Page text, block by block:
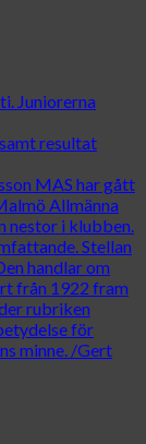
Juniorerna
resultat
MAS har gått
Allmänna
nestor i klubben.
Stellan
handlar om
från 1922 fram
rubriken
för
minne. /Gert